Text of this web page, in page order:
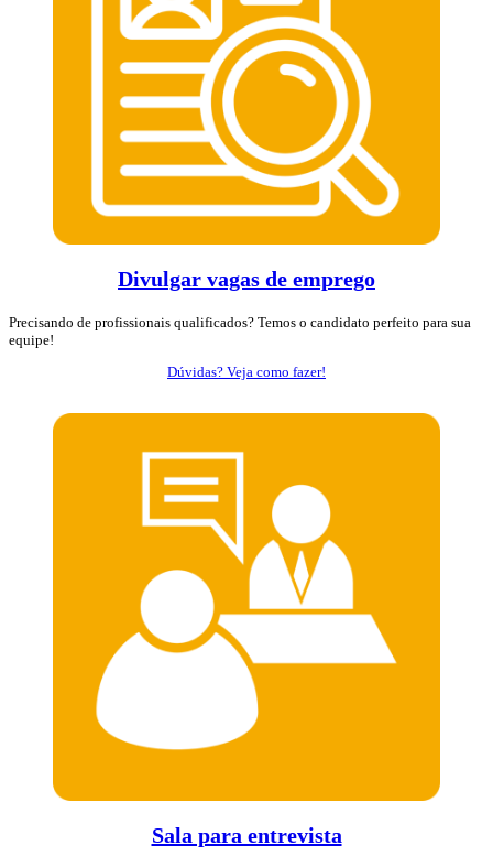
Divulgar vagas de emprego
Precisando de profissionais qualificados? Temos o candidato perfeito para sua
equipe!
Dúvidas? Veja como fazer!
Sala para entrevista